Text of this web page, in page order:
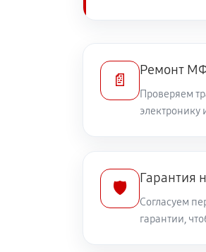
📄
Ремонт
Проверяем
электронику
🛡️
Гарантия
Согласуем
гарантии,